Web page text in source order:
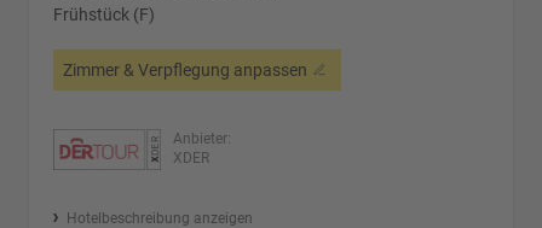
Frühstück (F)
Zimmer & Verpflegung anpassen
Anbieter:
XDER
Hotelbeschreibung anzeigen